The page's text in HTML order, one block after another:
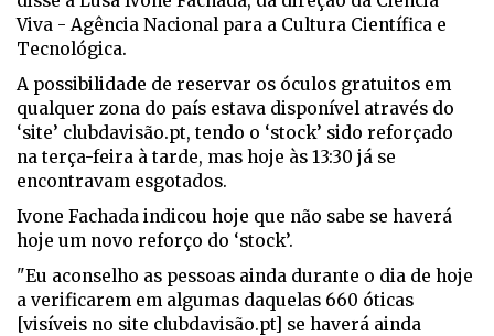
Viva - Agência Nacional para a Cultura Científica e
Tecnológica.
A possibilidade de reservar os óculos gratuitos em
qualquer zona do país estava disponível através do
‘site’ clubdavisão.pt, tendo o ‘stock’ sido reforçado
na terça-feira à tarde, mas hoje às 13:30 já se
encontravam esgotados.
Ivone Fachada indicou hoje que não sabe se haverá
hoje um novo reforço do ‘stock’.
"Eu aconselho as pessoas ainda durante o dia de hoje
a verificarem em algumas daquelas 660 óticas
[visíveis no site clubdavisão.pt] se haverá ainda